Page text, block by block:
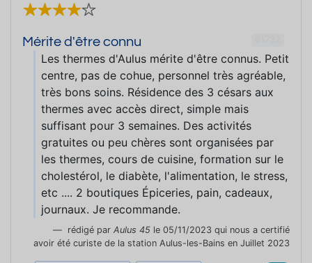
Mérite d'être connu
Les thermes d'Aulus mérite d'être connus. Petit
centre, pas de cohue, personnel très agréable,
très bons soins. Résidence des 3 césars aux
thermes avec accès direct, simple mais
suffisant pour 3 semaines. Des activités
gratuites ou peu chères sont organisées par
les thermes, cours de cuisine, formation sur le
cholestérol, le diabète, l'alimentation, le stress,
etc .... 2 boutiques Épiceries, pain, cadeaux,
journaux. Je recommande.
rédigé par Aulus 45 le 05/11/2023 qui nous a certifié
avoir été curiste de la station Aulus-les-Bains en Juillet 2023